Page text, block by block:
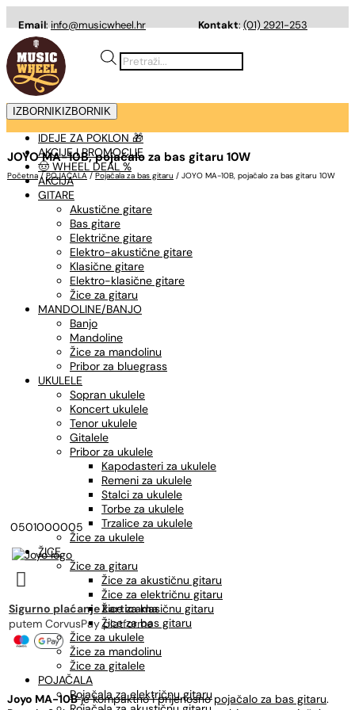
Email:info@musicwheel.hr Kontakt:(01) 2921-253
Products
search
IZBORNIK IZBORNIK
IDEJE ZA POKLON 🎁
AKCIJE I PROMOCIJE
🤠 WHEEL DEAL %
AKCIJA
GITARE
Akustične gitare
Bas gitare
Električne gitare
Elektro-akustične gitare
Klasične gitare
Elektro-klasične gitare
Žice za gitaru
MANDOLINE/BANJO
Banjo
Mandoline
Žice za mandolinu
Pribor za bluegrass
UKULELE
Sopran ukulele
Koncert ukulele
Tenor ukulele
Gitalele
Pribor za ukulele
Kapodasteri za ukulele
Remeni za ukulele
Stalci za ukulele
Torbe za ukulele
Trzalice za ukulele
Žice za ukulele
ŽICE
Žice za gitaru
Žice za akustičnu gitaru
Žice za električnu gitaru
Žice za klasičnu gitaru
Žice za bas gitaru
Žice za ukulele
Žice za mandolinu
Žice za gitalele
POJAČALA
Pojačala za električnu gitaru
JOYO MA-10B, pojačalo za bas gitaru 10W
Početna / POJAČALA / Pojačala za bas gitaru / JOYO MA-10B, pojačalo za bas gitaru 10W
0501000005

Sigurno plaćanje karticama
putem CorvusPay platforme
Joyo MA-10Bje kompaktno i prijenosnopojačalo za bas gitaru.